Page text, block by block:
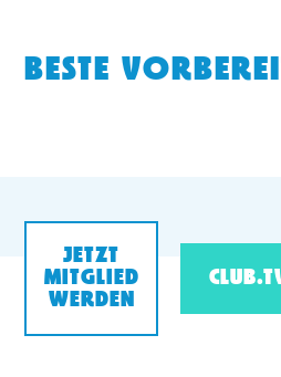
BESTE
JETZT
MITGLIED
WERDEN